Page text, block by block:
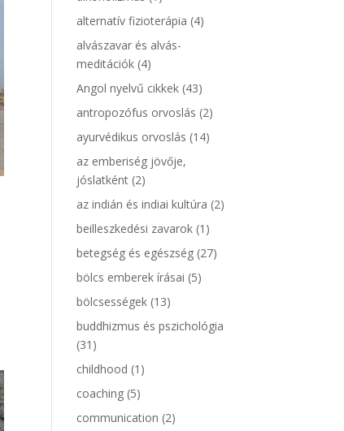
alternatív fizioterápia (4)
alvászavar és alvás-
meditációk (4)
Angol nyelvű cikkek (43)
antropozófus orvoslás (2)
ayurvédikus orvoslás (14)
az emberiség jövője,
jóslatként (2)
az indián és indiai kultúra (2)
beilleszkedési zavarok (1)
betegség és egészség (27)
bölcs emberek írásai (5)
bölcsességek (13)
buddhizmus és pszichológia
(31)
childhood (1)
coaching (5)
communication (2)